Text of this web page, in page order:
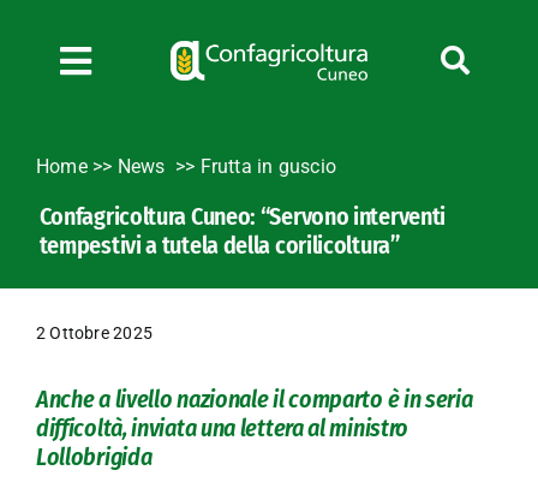
contenuto
Toggle
News
L’Agricoltore cuneese
Fotogallery
Lavora con noi
Home>> News Frutta in guscio
Confagricoltura Cuneo: “Servono interventi
tempestivi a tutela della corilicoltura”
2 Ottobre 2025
Anche a livello nazionale il comparto è in seria
difficoltà, inviata una lettera al ministro
Lollobrigida